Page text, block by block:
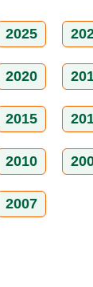
2025
2020
2015
2010
2007